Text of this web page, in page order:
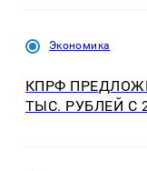
Экономика
КПРФ
ТЫС. РУБЛЕЙ С